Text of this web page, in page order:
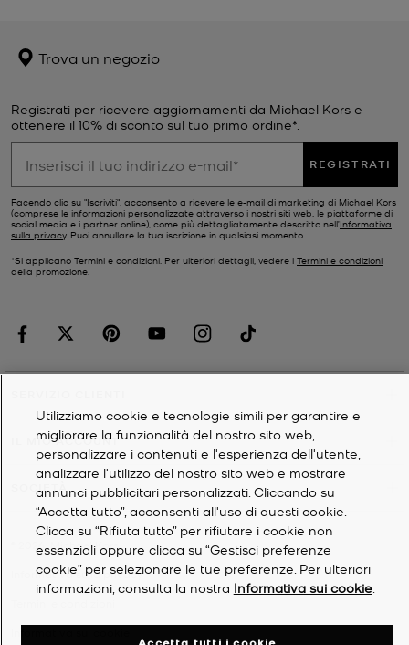
Trova un negozio
Registrati per ricevere aggiornamenti da Michael Kors e
ottenere il 10% di sconto sul tuo primo ordine*.
REGISTRATI
Facendo clic su "Iscriviti", acconsento a ricevere le e-mail di marketing di Michael Kors
(comprese le informazioni personalizzate attraverso i nostri siti web, le piattaforme di
social media e i partner online), come più dettagliatamente descritto nell’Informativa
sulla privacy. Puoi annullare la tua iscrizione in qualsiasi momento.
*Si applicano Termini e condizioni. Per ulteriori dettagli, vedere i Termini e condizioni
della promozione.
IL MIO ACCOUNT
SOCIETÀ
Michael Kors
Informativa sulla privacy
Utilizziamo cookie e tecnologie simili per garantire e
migliorare la funzionalità del nostro sito web,
personalizzare i contenuti e l'esperienza dell'utente,
analizzare l'utilizzo del nostro sito web e mostrare
annunci pubblicitari personalizzati. Cliccando su
“Accetta tutto”, acconsenti all'uso di questi cookie.
Clicca su “Rifiuta tutto” per rifiutare i cookie non
essenziali oppure clicca su “Gestisci preferenze
cookie” per selezionare le tue preferenze. Per ulteriori
informazioni, consulta la nostra Informativa sui cookie.